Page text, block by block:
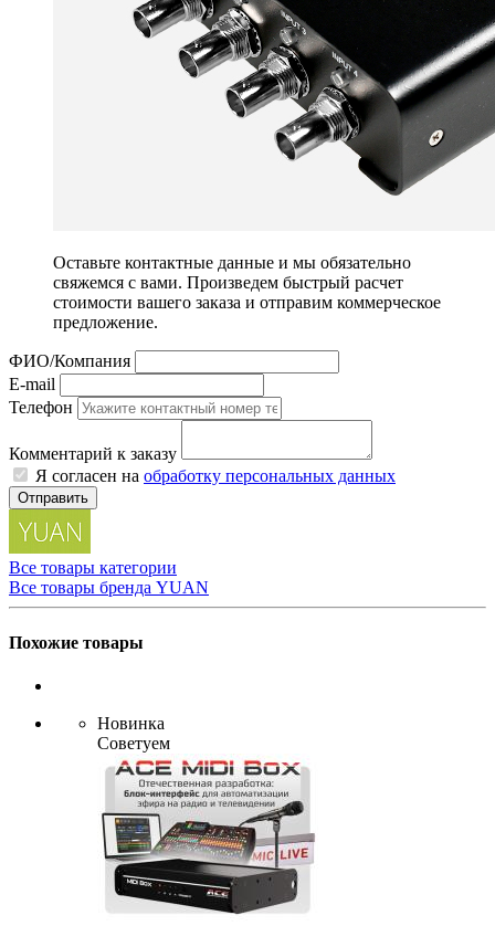
Оставьте контактные данные и мы обязательно
свяжемся с вами. Произведем быстрый расчет
стоимости вашего заказа и отправим коммерческое
предложение.
ФИО/Компания
E-mail
Телефон
Комментарий к заказу
Я согласен на обработку персональных данных
Отправить
Все товары категории
Все товары бренда YUAN
Похожие товары
Новинка
Советуем